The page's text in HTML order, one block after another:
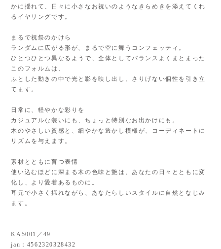
かに揺れて、日々に小さなお祝いのようなきらめきを添えてくれ
るイヤリングです。
まるで祝祭のかけら
ランダムに広がる形が、まるで空に舞うコンフェッティ。
ひとつひとつ異なるようで、全体としてバランスよくまとまった
このフォルムは、
ふとした動きの中で光と影を映し出し、さりげない個性を引き立
てます。
日常に、軽やかな彩りを
カジュアルな装いにも、ちょっと特別なお出かけにも。
木のやさしい質感と、細やかな透かし模様が、コーディネートに
リズムを与えます。
素材とともに育つ表情
使い込むほどに深まる木の色味と艶は、あなたの日々とともに変
化し、より愛着あるものに。
耳元で小さく揺れながら、あなたらしいスタイルに自然となじみ
ます。
KA5001／49
jan：4562320328432